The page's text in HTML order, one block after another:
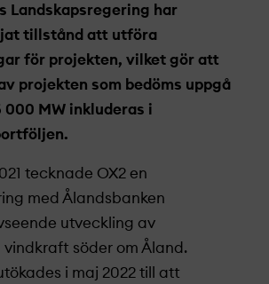
Landskapsregering har
tillstånd att utföra
för projekt­en, vilket gör att
projekt­en som bedöms uppgå
MW inkluderas i
tecknade OX2 en
med Ålandsbanken
utveckling av
vindkraft söder om Åland.
i maj 2022 till att